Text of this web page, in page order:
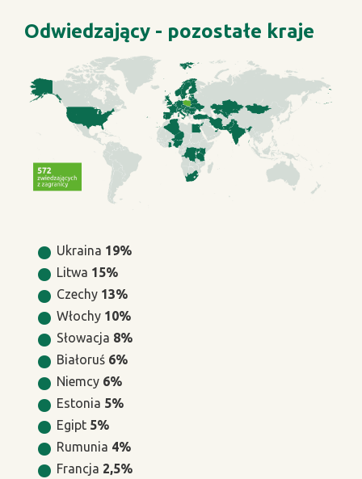
Odwiedzający - pozostałe kraje
Ukraina 19%
Litwa 15%
Czechy 13%
Włochy 10%
Słowacja 8%
Białoruś 6%
Niemcy 6%
Estonia 5%
Egipt 5%
Rumunia 4%
Francja 2,5%